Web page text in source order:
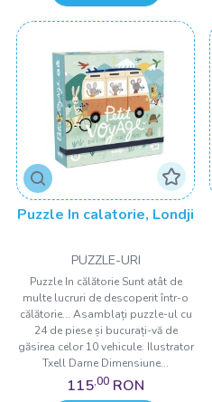
Puzzle In calatorie, Londji
PUZZLE-URI
Puzzle In călătorie Sunt atât de
multe lucruri de descoperit într-o
călătorie... Asamblați puzzle-ul cu
24 de piese și bucurați-vă de
găsirea celor 10 vehicule. Ilustrator
Txell Darne Dimensiune...
115,00 RON